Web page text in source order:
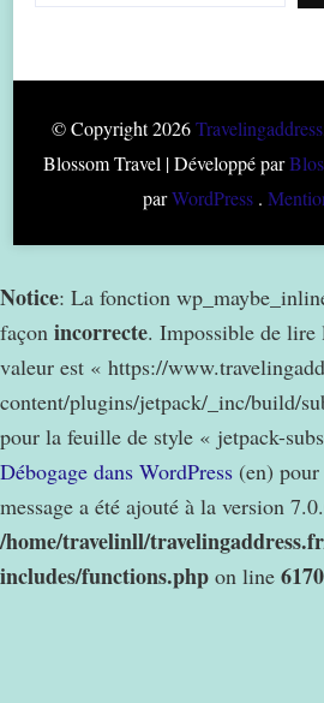
© Copyright 2026Travelingaddress
Blossom Travel | Développé par
parWordPress .
Notice: La fonction
façon incorrecte. Impossible de
valeur est « https://
content/plugins/jetpack/_inc/build/
pour la feuille de style « jetpack-
Débogage dans WordPress (en)
message a été ajouté à la version
/home/travelinll/
includes/functions.php on line 6170